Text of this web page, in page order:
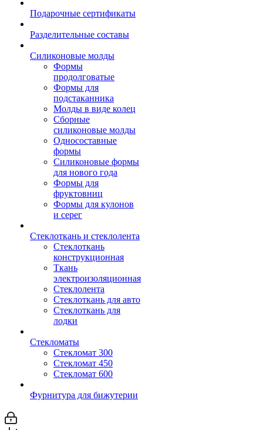
Подарочные сертификаты
Разделительные составы
Силиконовые молды
Формы
продолговатые
Формы для
подстаканника
Молды в виде колец
Сборные
силиконовые молды
Односоставные
формы
Силиконовые формы
для нового года
Формы для
фруктовниц
Формы для кулонов
и серег
Стеклоткань и стеклолента
Стеклоткань
конструкционная
Ткань
электроизоляционная
Стеклолента
Стеклоткань для авто
Стеклоткань для
лодки
Стекломаты
Стекломат 300
Стекломат 450
Стекломат 600
Фурнитура для бижутерии